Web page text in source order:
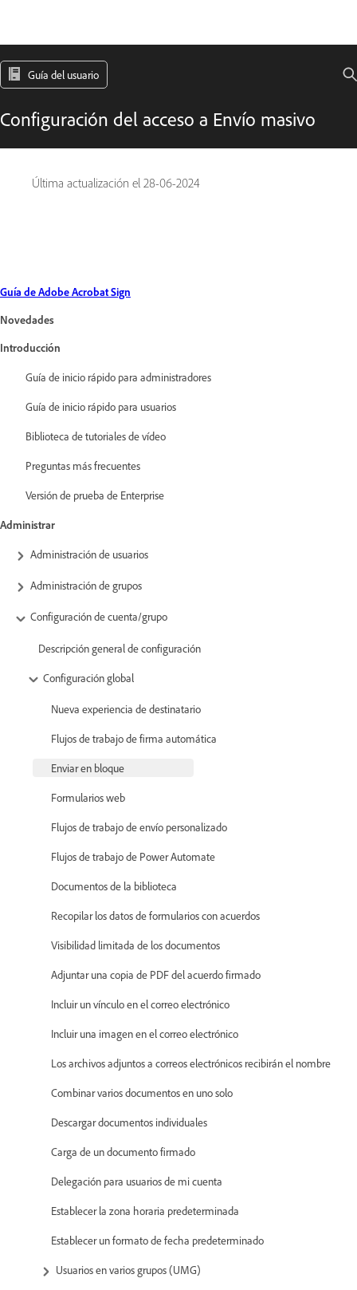
Guía del usuario
Configuración del acceso a Envío masivo
Última actualización el 28-06-2024
Guía de Adobe Acrobat Sign
Novedades
Introducción
Guía de inicio rápido para administradores
Guía de inicio rápido para usuarios
Biblioteca de tutoriales de vídeo
Preguntas más frecuentes
Versión de prueba de Enterprise
Administrar
Administración de usuarios
Administración de grupos
Configuración de cuenta/grupo
Descripción general de configuración
Configuración global
Nueva experiencia de destinatario
Flujos de trabajo de firma automática
Enviar en bloque
Formularios web
Flujos de trabajo de envío personalizado
Flujos de trabajo de Power Automate
Documentos de la biblioteca
Recopilar los datos de formularios con acuerdos
Visibilidad limitada de los documentos
Adjuntar una copia de PDF del acuerdo firmado
Incluir un vínculo en el correo electrónico
Incluir una imagen en el correo electrónico
Los archivos adjuntos a correos electrónicos recibirán el nombre
Combinar varios documentos en uno solo
Descargar documentos individuales
Carga de un documento firmado
Delegación para usuarios de mi cuenta
Establecer la zona horaria predeterminada
Establecer un formato de fecha predeterminado
Usuarios en varios grupos (UMG)